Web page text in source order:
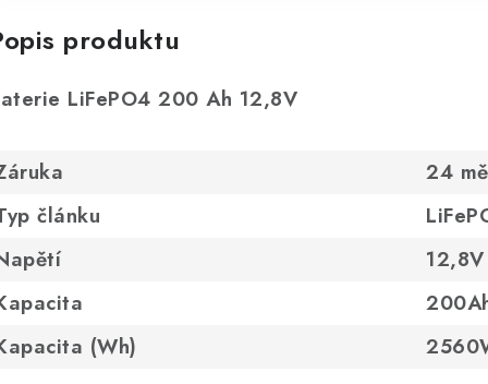
produktu
LiFePO4 200 Ah 12,8V
24
článku
12,8V
(Wh)